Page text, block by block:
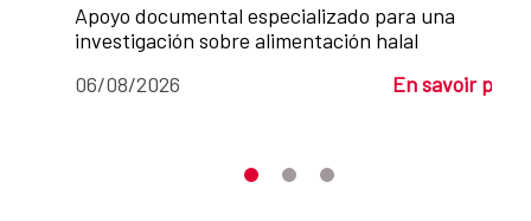
Apoyo documental especializado para una
investigación sobre alimentación halal
06/08/2026
En savoir plus
Desplaza el carrusel hasta su
Desplaza el carrusel hasta su
Desplaza el carrusel